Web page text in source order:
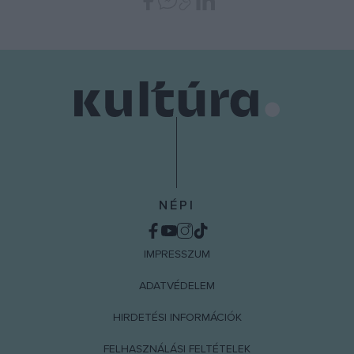
NÉPI
IMPRESSZUM
ADATVÉDELEM
HIRDETÉSI INFORMÁCIÓK
FELHASZNÁLÁSI FELTÉTELEK